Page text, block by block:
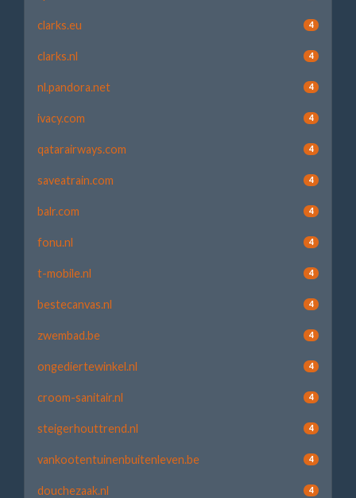
clarks.eu 4
clarks.nl 4
nl.pandora.net 4
ivacy.com 4
qatarairways.com 4
saveatrain.com 4
balr.com 4
fonu.nl 4
t-mobile.nl 4
bestecanvas.nl 4
zwembad.be 4
ongediertewinkel.nl 4
croom-sanitair.nl 4
steigerhouttrend.nl 4
vankootentuinenbuitenleven.be 4
douchezaak.nl 4